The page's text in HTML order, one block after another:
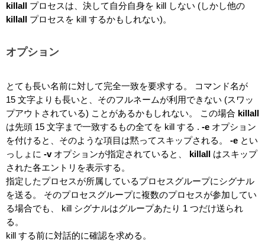
killall プロセスは、決して自分自身を kill しない (しかし他の
killall プロセスを kill するかもしれない)。
オプション
とても長い名前に対して完全一致を要求する。 コマンド名が
15 文字よりも長いと、そのフルネームが利用できない (スワッ
プアウトされている) ことがあるかもしれない。 この場合 killall
は先頭 15 文字まで一致するもの全てを kill する . -e オプション
を付けると、そのような項目は黙ってスキップされる。 -e とい
っしょに -vオプションが指定されていると、 killall はスキップ
された各エントリを表示する。
指定したプロセスが所属しているプロセスグループにシグナル
を送る。 そのプロセスグループに複数のプロセスが参加してい
る場合でも、 kill シグナルはグループあたり 1 つだけ送られ
る。
kill する前に対話的に確認を求める。